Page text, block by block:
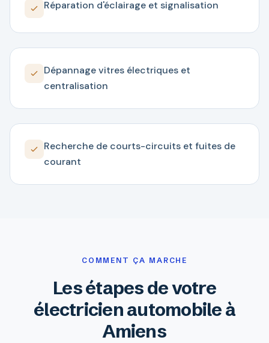
Réparation d'éclairage et signalisation
Dépannage vitres électriques et
centralisation
Recherche de courts-circuits et fuites de
courant
COMMENT ÇA MARCHE
Les étapes de votre
électricien automobile à
Amiens